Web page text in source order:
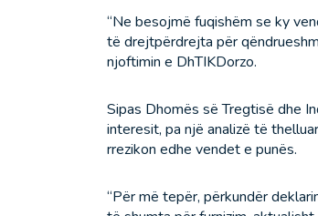
“Ne besojmë fuqishëm se ky
të drejtpërdrejta për
njoftimin e DhTIKDorzo.
Sipas Dhomës së Tregtisë dhe
interesit, pa një analizë të
rrezikon edhe vendet e punës.
“Për më tepër, përkundër